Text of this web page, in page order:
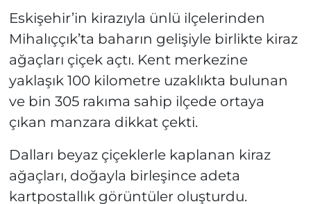
Eskişehir’in kirazıyla ünlü ilçelerinden
Mihalıççık’ta baharın gelişiyle birlikte kiraz
ağaçları çiçek açtı. Kent merkezine
yaklaşık 100 kilometre uzaklıkta bulunan
ve bin 305 rakıma sahip ilçede ortaya
çıkan manzara dikkat çekti.
Dalları beyaz çiçeklerle kaplanan kiraz
ağaçları, doğayla birleşince adeta
kartpostallık görüntüler oluşturdu.